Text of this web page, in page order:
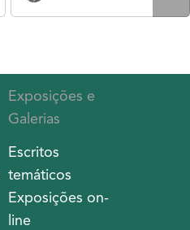
Exposições e
Galerias
Escritos
temáticos
Exposições on-
line